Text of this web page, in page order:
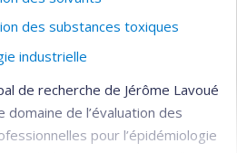
des substances toxiques
industrielle
de recherche de Jérôme Lavoué
domaine de l’évaluation des
pour l’épidémiologie